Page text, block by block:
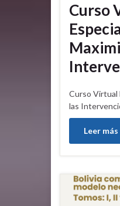
Curso
Curso Virtual
las
Leer más